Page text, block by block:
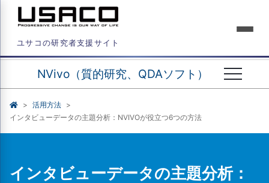
ユサコの研究者支援サイト
NVivo（質的研究、QDAソフト）
活用方法
インタビューデータの主題分析：NVIVOが役立つ6つの方法
インタビューデータの主題分析：